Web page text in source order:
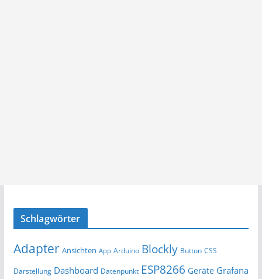
Schlagwörter
Adapter Ansichten App Arduino Blockly Button CSS
Darstellung Dashboard Datenpunkt ESP8266 Geräte Grafana